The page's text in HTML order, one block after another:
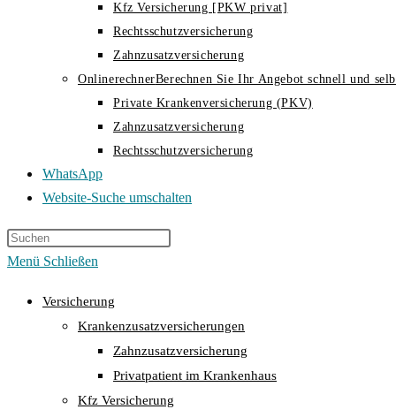
Kfz Versicherung [PKW privat]
Rechtsschutzversicherung
Zahnzusatzversicherung
OnlinerechnerBerechnen Sie Ihr Angebot schnell und
Private Krankenversicherung (PKV)
Zahnzusatzversicherung
Rechtsschutzversicherung
WhatsApp
Website-Suche umschalten
Menü Schließen
Versicherung
Krankenzusatzversicherungen
Zahnzusatzversicherung
Privatpatient im Krankenhaus
Kfz Versicherung